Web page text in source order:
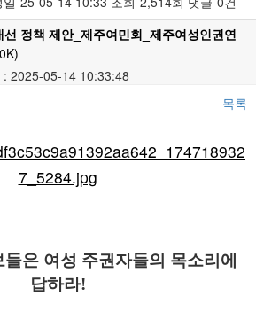
정책 제안_제주여민회_제주여성인권연
: 2025-05-14 10:33:48
목록
은 여성 주권자들의 목소리에
답하라!